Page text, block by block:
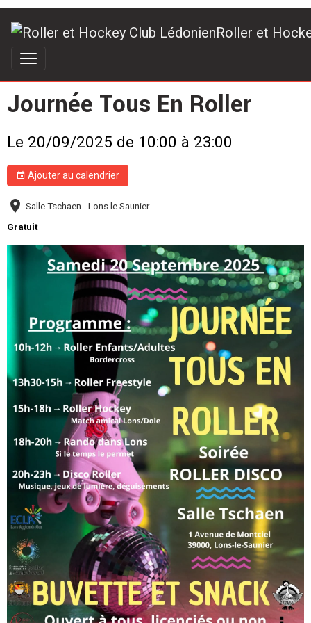
Roller et
Journée Tous En Roller
Le 20/09/2025 de 10:00 à 23:00
Ajouter au calendrier
Salle Tschaen - Lons le Saunier
Gratuit